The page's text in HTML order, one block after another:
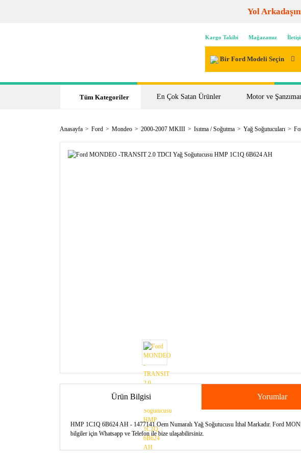
Yol
Kargo Takibi Mağazamız
Bir Ford Modeli Seçin
Tüm Kategoriler En Çok Satan Ürünler Motor ve
Anasayfa Ford Mondeo 2000-2007 MKIII Isıtma / Soğutma Yağ Soğutucuları
Ürün Bilgisi Yorumlar
HMP 1C1Q 6B624 AH - 1477141 Oem Numaralı Yağ Soğutucusu İthal Markadır. Ford
bilgiler için Whatsapp ve Telefon ile bize ulaşabilirsiniz.